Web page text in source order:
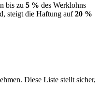
bis zu 5 % des Werklohns
steigt die Haftung auf20 %
Diese Liste stellt sicher,